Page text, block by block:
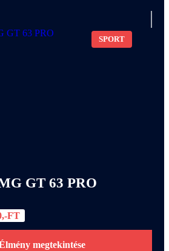
SPORT
GT 63 PRO
FT
megtekintése